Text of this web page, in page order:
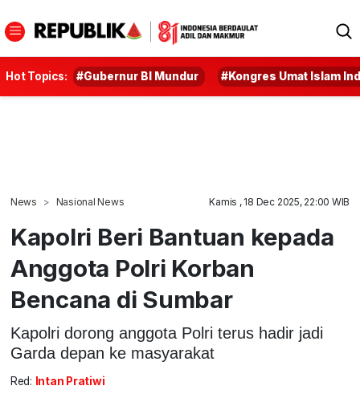
Hot Topics: #Gubernur BI Mundur #Kongres Umat Islam
News Nasional News Kamis , 18 Dec 2025, 22:00 WIB
Kapolri Beri Bantuan kepada
Anggota Polri Korban
Bencana di Sumbar
Kapolri dorong anggota Polri terus hadir jadi
Garda depan ke masyarakat
Red: Intan Pratiwi